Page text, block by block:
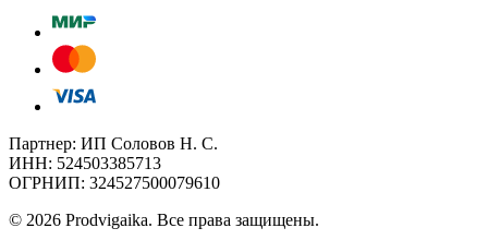
Партнер: ИП Соловов Н. С.
ИНН: 524503385713
ОГРНИП: 324527500079610
© 2026 Prodvigaika. Все права защищены.